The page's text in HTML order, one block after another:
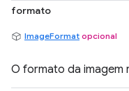
formato
ImageFormat opcional
O formato da imagem